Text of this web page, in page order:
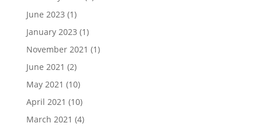
June 2023 (1)
January 2023 (1)
November 2021 (1)
June 2021 (2)
May 2021 (10)
April 2021 (10)
March 2021 (4)